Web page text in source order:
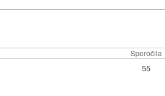
Sporočila
55